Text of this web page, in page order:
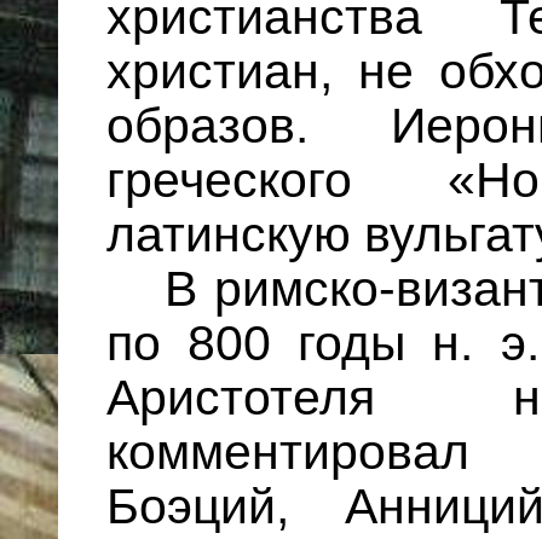
христианства
христиан, не
образов.
греческого
латинскую
В римско-
по 800 годы н.
Боэций,